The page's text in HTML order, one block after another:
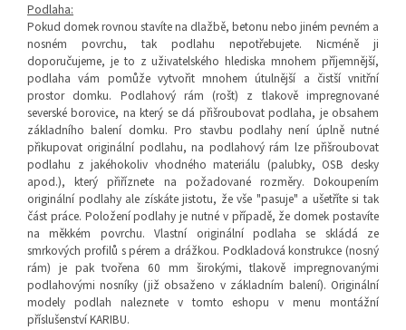
Podlaha:
Pokud domek rovnou stavíte na dlažbě, betonu nebo jiném pevném a
nosném povrchu, tak podlahu nepotřebujete. Nicméně ji
doporučujeme, je to z uživatelského hlediska mnohem příjemnější,
podlaha vám pomůže vytvořit mnohem útulnější a čistší vnitřní
prostor domku. Podlahový rám (rošt) z tlakově impregnované
severské borovice, na který se dá přišroubovat podlaha, je obsahem
základního balení domku.Pro stavbu podlahy není úplně nutné
přikupovat originální podlahu, na podlahový rám lze přišroubovat
podlahu z jakéhokoliv vhodného materiálu (palubky, OSB desky
apod.), který přiříznete na požadované rozměry. Dokoupením
originální podlahy ale získáte jistotu, že vše "pasuje" a ušetříte si tak
část práce. Položení podlahy je nutné v případě, že domek postavíte
na měkkém povrchu. Vlastní originální podlaha se skládá ze
smrkových profilů s pérem a drážkou. Podkladová konstrukce (nosný
rám) je pak tvořena 60 mm širokými, tlakově impregnovanými
podlahovými nosníky (již obsaženo v základním balení). Originální
modely podlah naleznete v tomto eshopu v menu montážní
příslušenství KARIBU.